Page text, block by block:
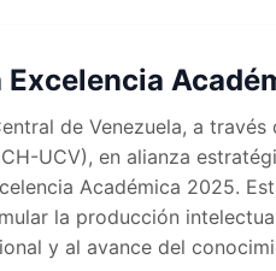
Excelencia
de Venezuela, a
UCV), en alianza
Académica 2025.
la producción
y al avance del